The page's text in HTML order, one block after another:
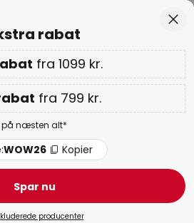
kr. | 13% fra 1099 kr.
alt
WOW26 Kopier
ugen: op til 70%
udebelysning
Luk
rabat
fra 1099 kr.
fra 799 kr.
på næsten alt*
WOW26 Kopier
Spar nu
producenter